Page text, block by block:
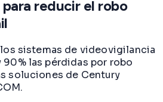
para reducir el robo
sistemas de videovigilancia
90% las pérdidas por robo
soluciones de Century